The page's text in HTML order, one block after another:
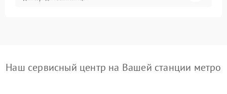
Наш сервисный центр на Вашей станции метро